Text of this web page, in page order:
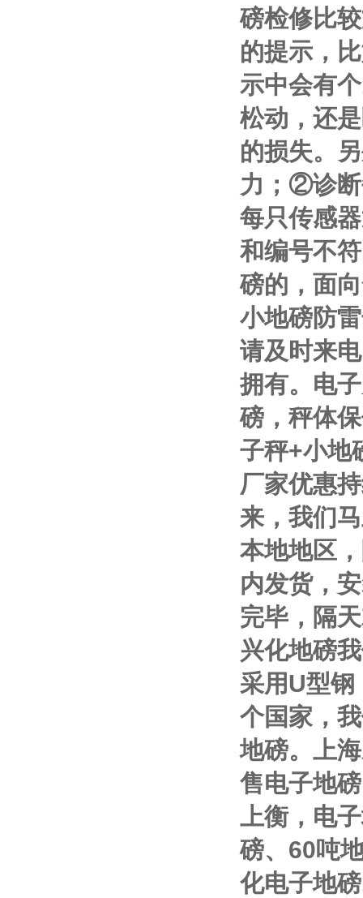
磅检修比
的提示，
示中会有个
松动，还
的损失。
力； ②诊
每只传感
和编号不
磅的，面
小地磅防
请及时来
拥有。电
磅，秤体
子秤+小地
厂家优惠
来，我们
本地地区
内发货，
完毕，隔
兴化地磅
采用U型钢
个国家，
地磅。上
售电子地
上衡，电
磅、 60吨
化电子地磅